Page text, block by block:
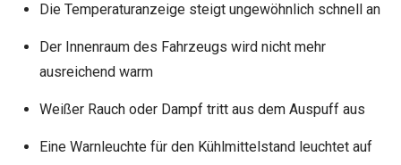
Die Temperaturanzeige steigt ungewöhnlich schnell an
Der Innenraum des Fahrzeugs wird nicht mehr
ausreichend warm
Weißer Rauch oder Dampf tritt aus dem Auspuff aus
Eine Warnleuchte für den Kühlmittelstand leuchtet auf